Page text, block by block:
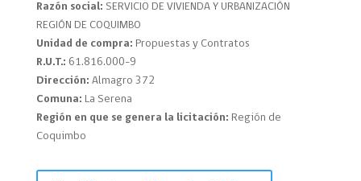
Razón social: SERVICIO DE VIVIENDA Y URBANIZACIÓN
REGIÓN DE COQUIMBO
Unidad de compra: Propuestas y Contratos
R.U.T.: 61.816.000-9
Dirección: Almagro 372
Comuna: La Serena
Región en que se genera la licitación: Región de
Coquimbo